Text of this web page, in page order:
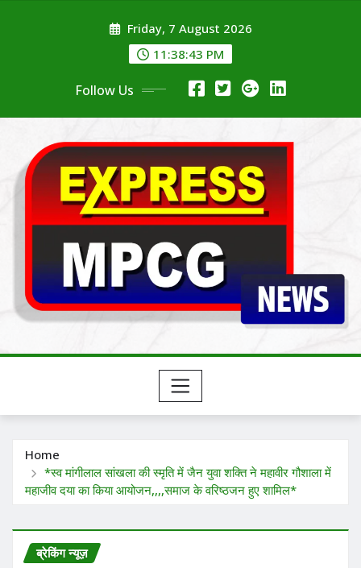
Friday, 7 August 2026
11:38:44 PM
Follow Us
Home
*स्व मांगीलाल सांखला की स्मृति में जैन युवा शक्ति ने महावीर गौशाला में
महाजीव दया का किया आयोजन,,,,समाज के वरिष्ठजन हुए शामिल*
ब्रेकिंग न्यूज़